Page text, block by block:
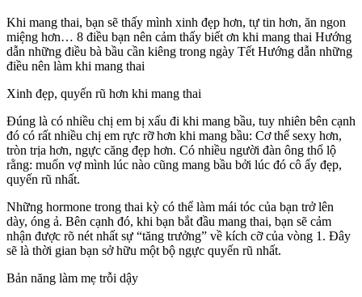
Khi mang thai, bạn sẽ thấy mình xinh đẹp hơn, tự tin hơn, ăn ngon
miệng hơn… 8 điều bạn nên cảm thấy biết ơn khi mang thai Hướng
dẫn những điều bà bầu cần kiêng trong ngày Tết Hướng dẫn những
điều nên làm khi mang thai
Xinh đẹp, quyến rũ hơn khi mang thai
Đúng là có nhiều chị em bị xấu đi khi mang bầu, tuy nhiên bên cạnh
đó có rất nhiều chị em rực rỡ hơn khi mang bầu: Cơ thể sexy hơn,
tròn trịa hơn, ngực căng đẹp hơn. Có nhiều người đàn ông thổ lộ
rằng: muốn vợ mình lúc nào cũng mang bầu bởi lúc đó cô ấy đẹp,
quyến rũ nhất.
Những hormone trong thai kỳ có thể làm mái tóc của bạn trở lên
dày, óng ả. Bên cạnh đó, khi bạn bắt đầu mang thai, bạn sẽ cảm
nhận được rõ nét nhất sự “tăng trưởng” về kích cỡ của vòng 1. Đây
sẽ là thời gian bạn sở hữu một bộ ngực quyến rũ nhất.
Bản năng làm mẹ trỗi dậy